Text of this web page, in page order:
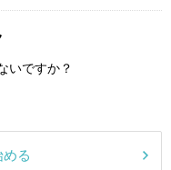
いですか？
る